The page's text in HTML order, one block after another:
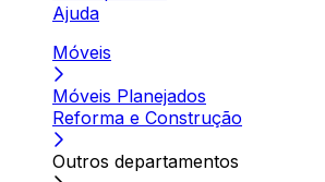
Ajuda
Móveis
Móveis Planejados
Reforma e Construção
Outros departamentos